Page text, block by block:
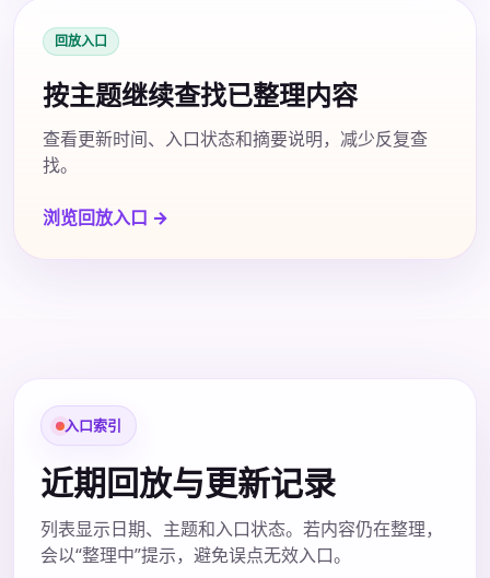
回放入口
按主题继续查找已整理内容
查看更新时间、入口状态和摘要说明，减少反复查
找。
浏览回放入口 →
入口索引
近期回放与更新记录
列表显示日期、主题和入口状态。若内容仍在整理，
会以“整理中”提示，避免误点无效入口。